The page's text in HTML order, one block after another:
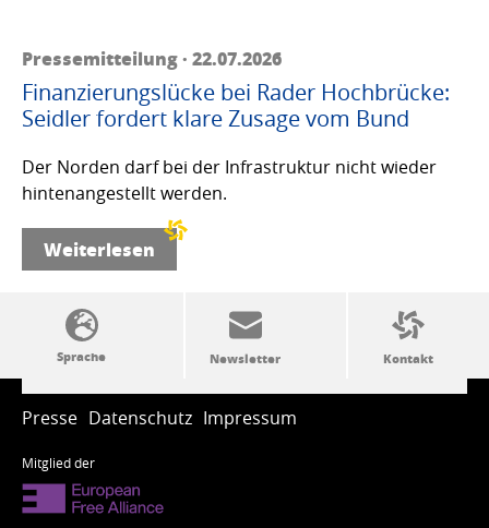
Pressemitteilung · 22.07.2026
Finanzierungslücke bei Rader Hochbrücke:
Seidler fordert klare Zusage vom Bund
Der Norden darf bei der Infrastruktur nicht wieder
hintenangestellt werden.
Weiterlesen
SSW-Politik von A bis Z
Presse Datenschutz Impressum
Mitglied der